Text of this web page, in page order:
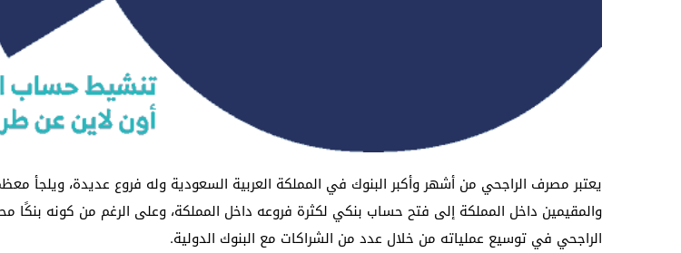
يعتبر مصرف الراجحي من أشهر وأكبر البنوك في المملكة العربية السعودية وله فروع عديدة، ويلجأ
والمقيمين داخل المملكة إلى فتح حساب بنكي لكثرة فروعه داخل المملكة، وعلى الرغم من كونه بنكًا
الراجحي في توسيع عملياته من خلال عدد من الشراكات مع البنوك الدولية.